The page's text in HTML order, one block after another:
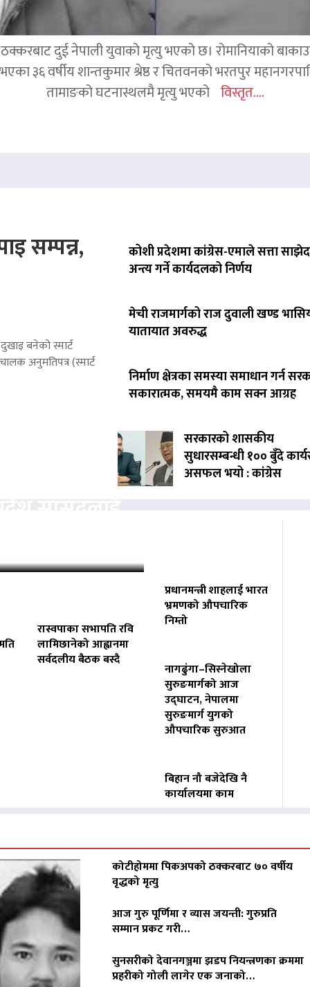
दुई नेपाली युवाको मृत्यु भएको छ। रोमानियाको
३६ वर्षीय शान्तकुमार श्रेष्ठ र चितवनको भरतपुर
तामाङको घटनास्थलमै मृत्यु भएको विस्तृत....
सम्पन्न,
बनेको स्मार्ट
अनुमतिपत्र (स्मार्ट
कोशी प्रदेशमा कांग्रेस-एमाले सत्ता
अन्त्य गर्ने कार्यदलको निर्णय
मेची राजमार्गको राज दुवाली खण्ड
यातायात अवरुद्ध
निर्माण क्षेत्रका समस्या समाधान गर्न
सकारात्मक, समयमै काम सक्न आग्रह
सरकारको शासकीय
सुधारसम्बन्धी १०० बुँदे
असफल भयो : कांग्रेस
रास्वपाका सभापति रवि
लामिछानेको आह्वानमा
सर्वदलीय बैठक बस्दै
प्रधानमन्त्री शाहलाई भारत
भ्रमणको औपचारिक
निम्तो
नागढुंगा–सिस्नेखोला
सुरुङमार्गको आज
उद्घाटन, नेपालमा
सुरुङमार्ग युगको
औपचारिक सुरुआत
बिहान नौ बजेदेखि नै
कार्यालयमा काम
कोटीहोममा पिकअपको ठक्करबाट ७० वर्षीय
वृद्धको मृत्यु
आज गुरु पूर्णिमा र व्यास जयन्ती: गुरुप्रति
सम्मान प्रकट गरी…
सुनसरीको देवानगञ्जमा झडप नियन्त्रणका क्रममा
प्रहरीको गोली लागेर एक जनाको…